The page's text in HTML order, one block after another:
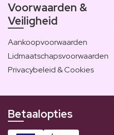
Voorwaarden &
Veiligheid
Aankoopvoorwaarden
Lidmaatschapsvoorwaarden
Privacybeleid & Cookies
Betaalopties